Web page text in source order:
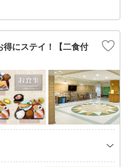
得にステイ！【二食付